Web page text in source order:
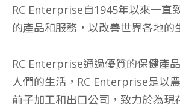
RC Enterprise自1945年以來一直
的產品和服務，以改善世界各地的
RC Enterprise通過優質的保健產
人們的生活，RC Enterprise是以
前子加工和出口公司，致力於為現